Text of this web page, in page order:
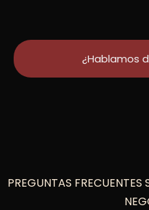
¿Hablamos
PREGUNTAS FRECUENTES